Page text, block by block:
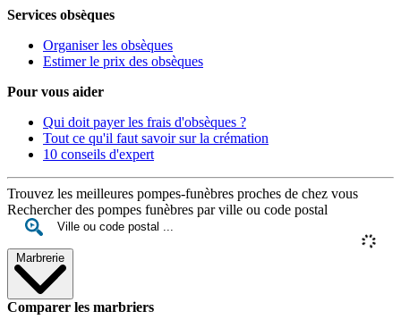
Services obsèques
Organiser les obsèques
Estimer le prix des obsèques
Pour vous aider
Qui doit payer les frais d'obsèques ?
Tout ce qu'il faut savoir sur la crémation
10 conseils d'expert
Trouvez les meilleures pompes-funèbres proches de chez vous
Rechercher des pompes funèbres par ville ou code postal
Marbrerie
Comparer les marbriers